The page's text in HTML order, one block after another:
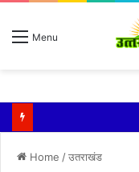
Menu
Home /उतराखंड